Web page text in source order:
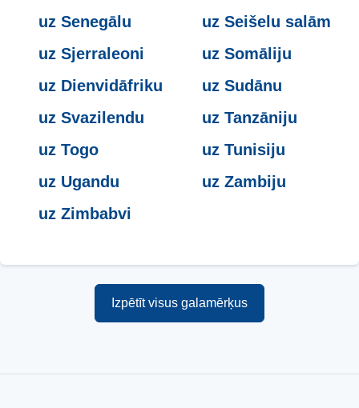
uz Senegālu
uz Seišelu salām
uz Sjerraleoni
uz Somāliju
uz Dienvidāfriku
uz Sudānu
uz Svazilendu
uz Tanzāniju
uz Togo
uz Tunisiju
uz Ugandu
uz Zambiju
uz Zimbabvi
Izpētīt visus galamērķus